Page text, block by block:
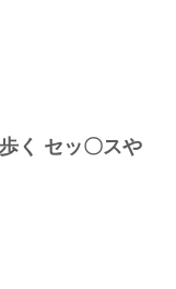
く セッ〇スや